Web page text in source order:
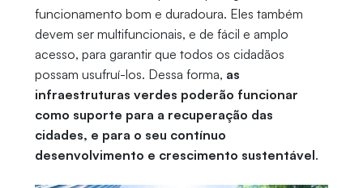
funcionamento bom e duradoura. Eles também
devem ser multifuncionais, e de fácil e amplo
acesso, para garantir que todos os cidadãos
possam usufruí-los. Dessa forma, as
infraestruturas verdes poderão funcionar
como suporte para a recuperação das
cidades, e para o seu contínuo
desenvolvimento e crescimento sustentável.